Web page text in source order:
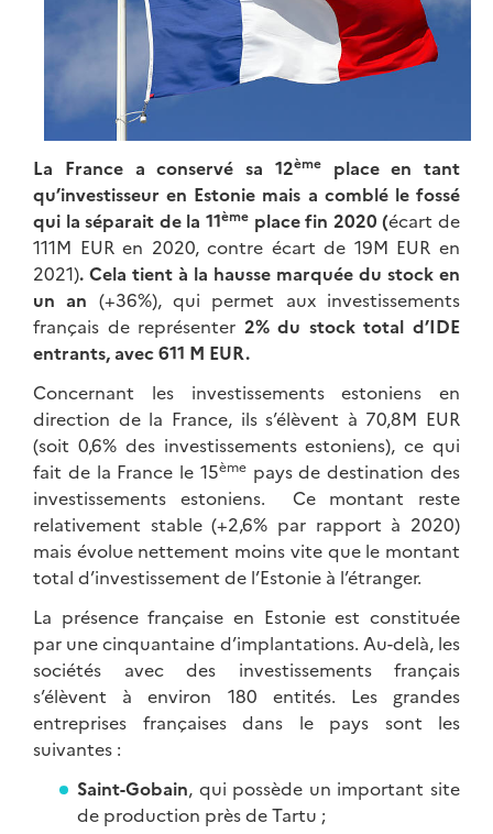
La France a conservé sa 12èmeplace en tant
qu’investisseur en Estonie mais a comblé le fossé
qui la séparait de la 11ème place fin 2020 (écart de
111M EUR en 2020, contre écart de 19M EUR en
2021). Cela tient à la hausse marquée du stock en
un an (+36%), qui permet aux investissements
français de représenter 2% du stock total d’IDE
entrants, avec 611 M EUR.
Concernant les investissements estoniens en
direction de la France, ils s’élèvent à 70,8M EUR
(soit 0,6% des investissements estoniens), ce qui
fait de la France le 15èmepays de destination des
investissements estoniens. Ce montant reste
relativement stable (+2,6% par rapport à 2020)
mais évolue nettement moins vite que le montant
total d’investissement de l’Estonie à l’étranger.
La présence française en Estonie est constituée
par une cinquantaine d’implantations. Au-delà, les
sociétés avec des investissements français
s’élèvent à environ 180 entités. Les grandes
entreprises françaises dans le pays sont les
suivantes :
Saint-Gobain, qui possède un important site
de production près de Tartu ;